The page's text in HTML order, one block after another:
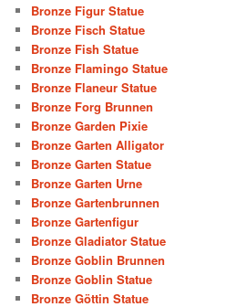
Bronze Figur Statue
Bronze Fisch Statue
Bronze Fish Statue
Bronze Flamingo Statue
Bronze Flaneur Statue
Bronze Forg Brunnen
Bronze Garden Pixie
Bronze Garten Alligator
Bronze Garten Statue
Bronze Garten Urne
Bronze Gartenbrunnen
Bronze Gartenfigur
Bronze Gladiator Statue
Bronze Goblin Brunnen
Bronze Goblin Statue
Bronze Göttin Statue